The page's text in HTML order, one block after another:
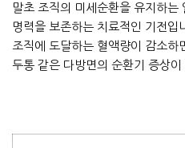
말초 조직의 미세순환을 유지하는
명력을 보존하는 치료적인 기전
조직에 도달하는 혈액량이 감소하
두통 같은 다방면의 순환기 증상이